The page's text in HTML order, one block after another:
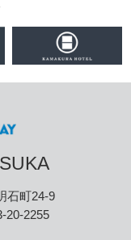
石町24-9
20-2255